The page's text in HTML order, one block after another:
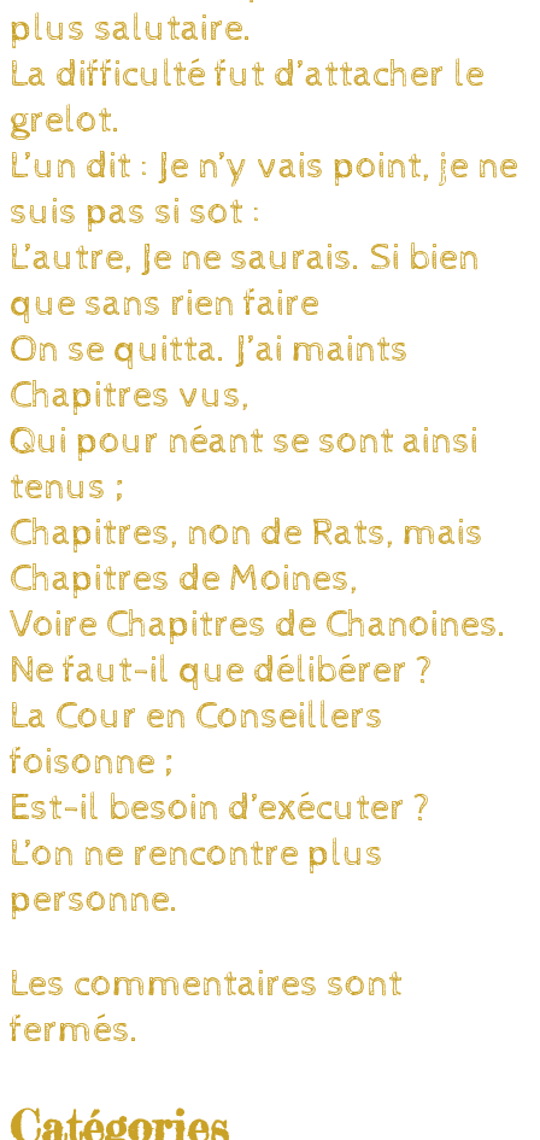
plus salutaire.
La difficulté fut d’attacher le
grelot.
L’un dit : Je n’y vais point, je ne
suis pas si sot :
L’autre, Je ne saurais. Si bien
que sans rien faire
On se quitta. J’ai maints
Chapitres vus,
Qui pour néant se sont ainsi
tenus ;
Chapitres, non de Rats, mais
Chapitres de Moines,
Voire Chapitres de Chanoines.
Ne faut-il que délibérer ?
La Cour en Conseillers
foisonne ;
Est-il besoin d’exécuter ?
L’on ne rencontre plus
personne.
Les commentaires sont
fermés.
Catégories